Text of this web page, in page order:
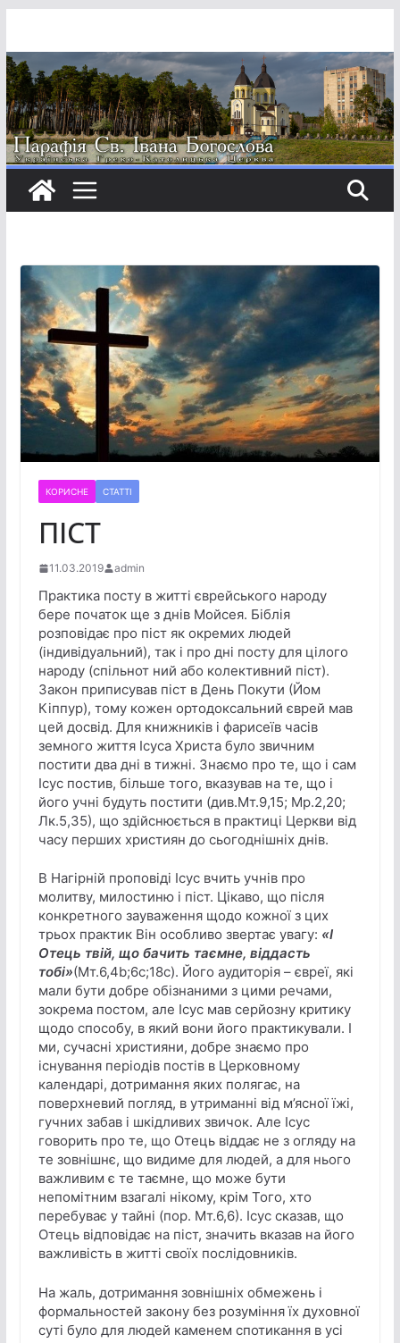
вмісту
КОРИСНЕ СТАТТІ
ПІСТ
11.03.2019 admin
Практика посту в житті єврейського народу
бере початок ще з днів Мойсея. Біблія
розповідає про піст як окремих людей
(індивідуальний), так і про дні посту для цілого
народу (спільнот ний або колективний піст).
Закон приписував піст в День Покути (Йом
Кіппур), тому кожен ортодоксальний єврей мав
цей досвід. Для книжників і фарисеїв часів
земного життя Ісуса Христа було звичним
постити два дні в тижні. Знаємо про те, що і сам
Ісус постив, більше того, вказував на те, що і
його учні будуть постити (див.Мт.9,15; Мр.2,20;
Лк.5,35), що здійснюється в практиці Церкви від
часу перших християн до сьогоднішніх днів.
В Нагірній проповіді Ісус вчить учнів про
молитву, милостиню і піст. Цікаво, що після
конкретного зауваження щодо кожної з цих
трьох практик Він особливо звертає увагу: «І
Отець твій, що бачить таємне, віддасть
тобі»(Мт.6,4b;6c;18c). Його аудиторія – євреї, які
мали бути добре обізнаними з цими речами,
зокрема постом, але Ісус мав серйозну критику
щодо способу, в який вони його практикували. І
ми, сучасні християни, добре знаємо про
існування періодів постів в Церковному
календарі, дотримання яких полягає, на
поверхневий погляд, в утриманні від м’ясної їжі,
гучних забав і шкідливих звичок. Але Ісус
говорить про те, що Отець віддає не з огляду на
те зовнішнє, що видиме для людей, а для нього
важливим є те таємне, що може бути
непомітним взагалі нікому, крім Того, хто
перебуває у тайні (пор. Мт.6,6). Ісус сказав, що
Отець відповідає на піст, значить вказав на його
важливість в житті своїх послідовників.
На жаль, дотримання зовнішніх обмежень і
формальностей закону без розуміння їх духовної
суті було для людей каменем спотикання в усі